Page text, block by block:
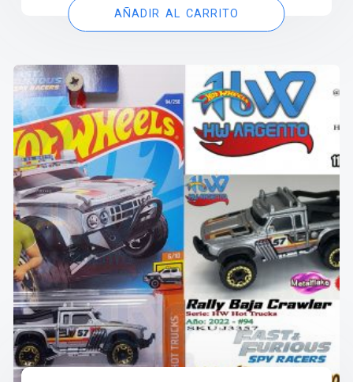
AÑADIR AL CARRITO